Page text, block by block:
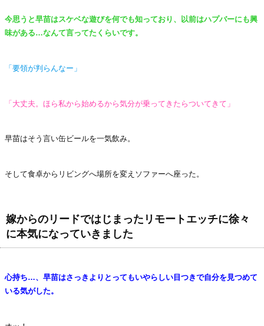
今思うと早苗はスケベな遊びを何でも知っており、以前はハプバーにも興
味がある…なんて言ってたくらいです。
「要領が判らんなー」
「大丈夫。ほら私から始めるから気分が乗ってきたらついてきて」
早苗はそう言い缶ビールを一気飲み。
そして食卓からリビングへ場所を変えソファーへ座った。
嫁からのリードではじまったリモートエッチに徐々
に本気になっていきました
心持ち…、早苗はさっきよりとってもいやらしい目つきで自分を見つめて
いる気がした。